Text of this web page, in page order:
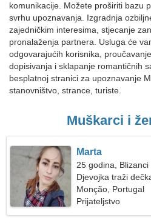
komunikacije. Možete proširiti bazu
svrhu upoznavanja. Izgradnja
zajedničkim interesima, stjecanje
pronalaženja partnera. Usluga će
odgovarajućih korisnika,
dopisivanja i sklapanje romantičnih
besplatnoj stranici za upoznavanje
stanovništvo, strance, turiste.
Muškarci i
Marta
25 godina, Blizanci
Djevojka traži
Monção, Portugal
Prijateljstvo